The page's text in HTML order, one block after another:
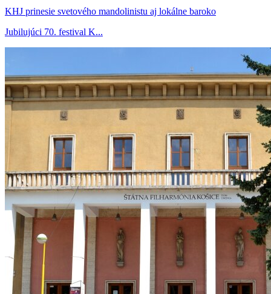
KHJ prinesie svetového mandolinistu aj lokálne baroko
Jubilujúci 70. festival K...